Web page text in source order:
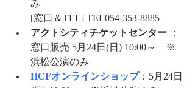
み
[窓口＆TEL] TEL054-353-8885
アクトシティチケットセンター ：
窓口販売 5月24日(日) 10:00～　※
浜松公演のみ
HCFオンラインショップ：5月24日